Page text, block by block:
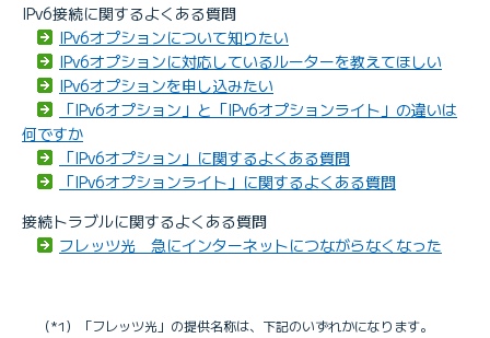
IPv6接続に関するよくある質問
IPv6オプションについて知りたい
IPv6オプションに対応しているルーターを教えてほしい
IPv6オプションを申し込みたい
「IPv6オプション」と「IPv6オプションライト」の違いは
何ですか
「IPv6オプション」に関するよくある質問
「IPv6オプションライト」に関するよくある質問
接続トラブルに関するよくある質問
フレッツ光 急にインターネットにつながらなくなった
（*1）「フレッツ光」の提供名称は、下記のいずれかになります。